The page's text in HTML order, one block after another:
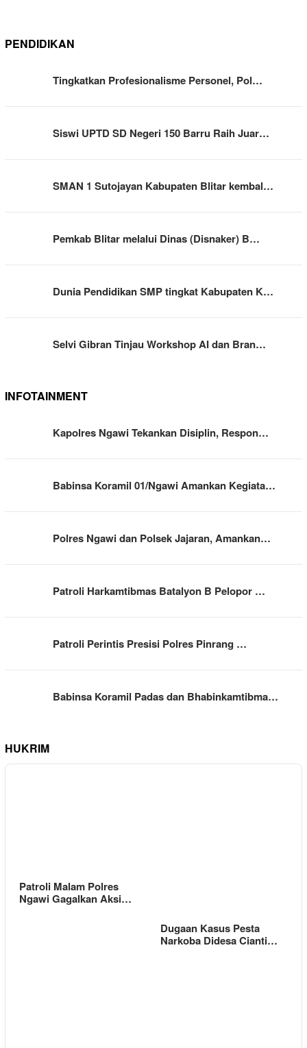
PENDIDIKAN
Tingkatkan Profesionalisme Personel, Pol…
Siswi UPTD SD Negeri 150 Barru Raih Juar…
SMAN 1 Sutojayan Kabupaten Blitar kembal…
Pemkab Blitar melalui Dinas (Disnaker) B…
Dunia Pendidikan SMP tingkat Kabupaten K…
Selvi Gibran Tinjau Workshop AI dan Bran…
INFOTAINMENT
Kapolres Ngawi Tekankan Disiplin, Respon…
Babinsa Koramil 01/Ngawi Amankan Kegiata…
Polres Ngawi dan Polsek Jajaran, Amankan…
Patroli Harkamtibmas Batalyon B Pelopor …
Patroli Perintis Presisi Polres Pinrang …
Babinsa Koramil Padas dan Bhabinkamtibma…
HUKRIM
Patroli Malam Polres
Ngawi Gagalkan Aksi…
Dugaan Kasus Pesta
Narkoba Didesa Cianti…